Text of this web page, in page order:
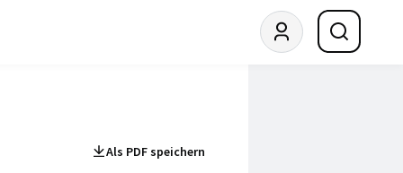
Als PDF speichern